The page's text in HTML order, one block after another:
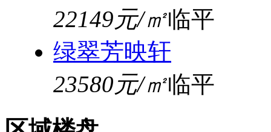
22149元/㎡临平
绿翠芳映轩
23580元/㎡临平